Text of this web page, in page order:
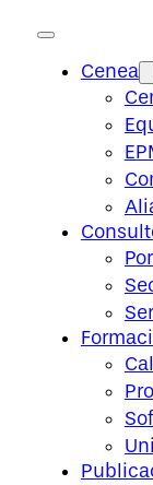
Cenea